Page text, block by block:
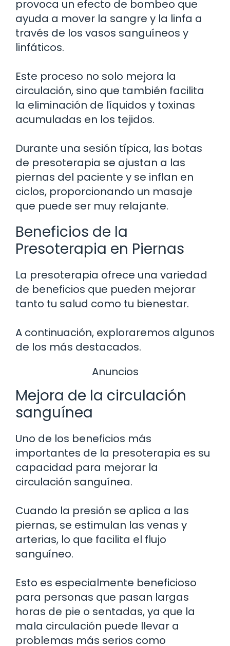
provoca un efecto de bombeo que
ayuda a mover la sangre y la linfa a
través de los vasos sanguíneos y
linfáticos.
Este proceso no solo mejora la
circulación, sino que también facilita
la eliminación de líquidos y toxinas
acumuladas en los tejidos.
Durante una sesión típica, las botas
de presoterapia se ajustan a las
piernas del paciente y se inflan en
ciclos, proporcionando un masaje
que puede ser muy relajante.
Beneficios de la
Presoterapia en Piernas
La presoterapia ofrece una variedad
de beneficios que pueden mejorar
tanto tu salud como tu bienestar.
A continuación, exploraremos algunos
de los más destacados.
Anuncios
Mejora de la circulación
sanguínea
Uno de los beneficios más
importantes de la presoterapia es su
capacidad para mejorar la
circulación sanguínea.
Cuando la presión se aplica a las
piernas, se estimulan las venas y
arterias, lo que facilita el flujo
sanguíneo.
Esto es especialmente beneficioso
para personas que pasan largas
horas de pie o sentadas, ya que la
mala circulación puede llevar a
problemas más serios como